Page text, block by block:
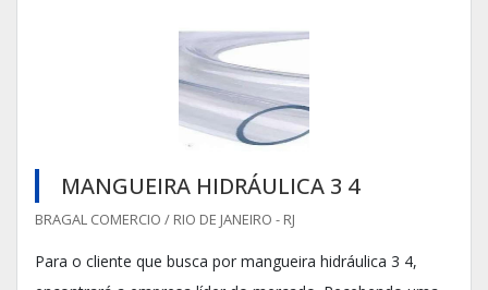
MANGUEIRA HIDRÁULICA 3 4
BRAGAL COMERCIO / RIO DE JANEIRO - RJ
Para o cliente que busca por mangueira hidráulica 3 4,